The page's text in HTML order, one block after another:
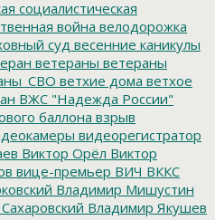
социалистическая
война велодорожка
суд весенние каникулы
ветераны ветераны
ветхие дома ветхое
ВЖС "Надежда России"
баллона взрыв
видеорегистратор
Виктор Орёл Виктор
вице-премьер ВИЧ ВККС
Владимир Мишустин
Владимир Якушев